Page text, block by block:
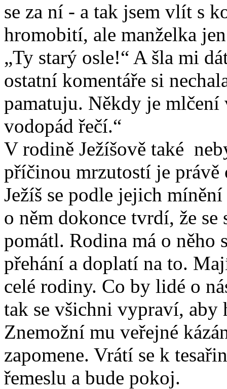
se za ní - a tak jsem vlít s
hromobití, ale manželka
„Ty starý osle!“ A šla mi
ostatní komentáře si
pamatuju. Někdy je
vodopád řečí.“
V rodině Ježíšově také
příčinou mrzutostí je právě
Ježíš se podle jejich
o něm dokonce tvrdí, že
pomátl. Rodina má o něho
přehání a doplatí na to.
celé rodiny. Co by lidé o
tak se všichni vypraví,
Znemožní mu veřejné
zapomene. Vrátí se k
řemeslu a bude pokoj.